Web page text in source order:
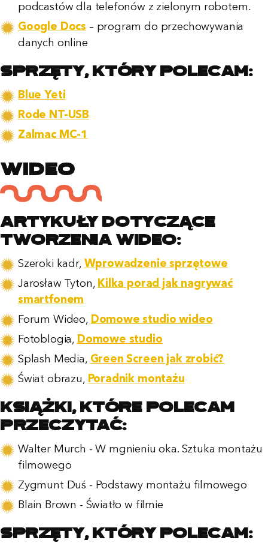
podcastów dla telefonów z zielonym robotem.
Google Docs – program do przechowywania
danych online
Sprzęty, który polecam:
Blue Yeti
Rode NT-USB
Zalmac MC-1
Wideo
Artykuły dotyczące
tworzenia wideo:
Szeroki kadr, Wprowadzenie sprzętowe
Jarosław Tyton, Kilka porad jak nagrywać
smartfonem
Forum Wideo, Domowe studio wideo
Fotoblogia, Domowe studio
Splash Media, Green Screen jak zrobić?
Świat obrazu, Poradnik montażu
Książki, które polecam
przeczytać:
Walter Murch - W mgnieniu oka. Sztuka montażu
filmowego
Zygmunt Duś - Podstawy montażu filmowego
Blain Brown - Światło w filmie
Sprzęty, który polecam: